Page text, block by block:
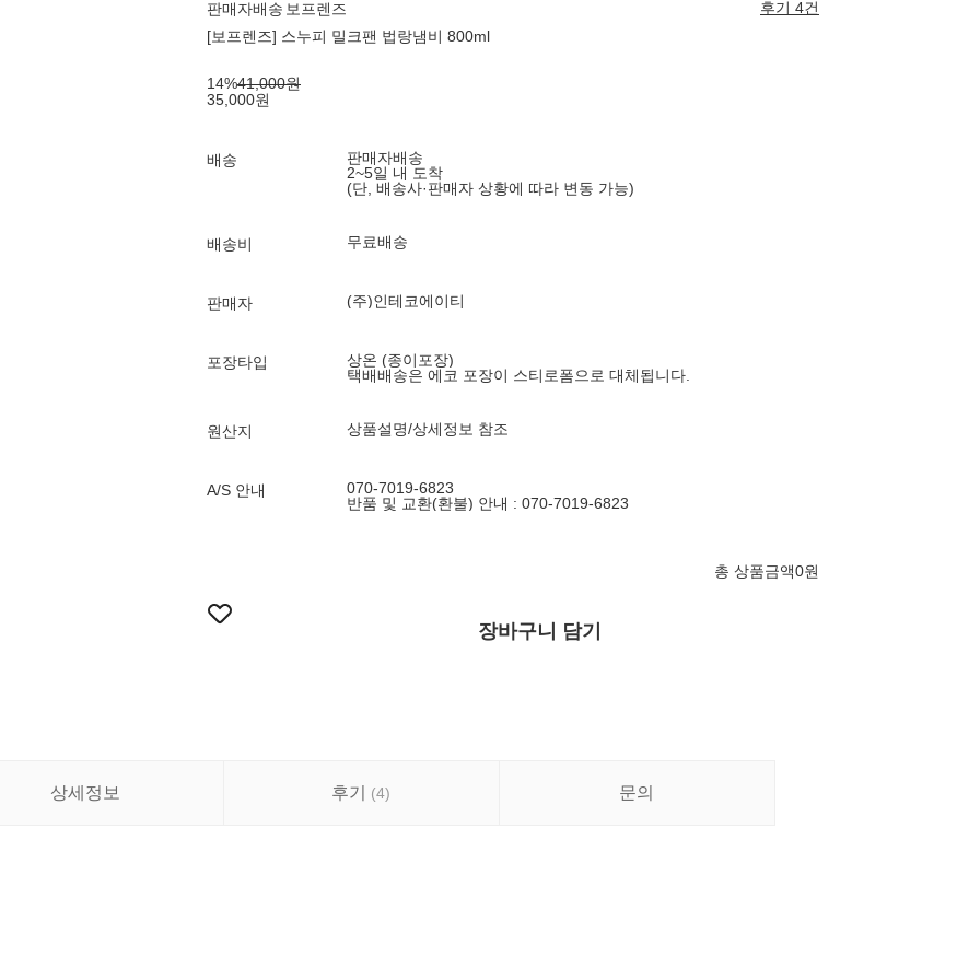
판매자배송 보프렌즈
후기 4건
[보프렌즈] 스누피 밀크팬 법랑냄비 800ml
14%41,000원
35,000원
배송
판매자배송
2~5일 내 도착
(단, 배송사·판매자 상황에 따라 변동 가능)
배송비 무료배송
판매자 (주)인테코에이티
포장타입
상온 (종이포장)
택배배송은 에코 포장이 스티로폼으로 대체됩니다.
원산지 상품설명/상세정보 참조
A/S 안내
070-7019-6823
반품 및 교환(환불) 안내 : 070-7019-6823
총 상품금액0원
장바구니 담기
상세정보 후기 (4) 문의